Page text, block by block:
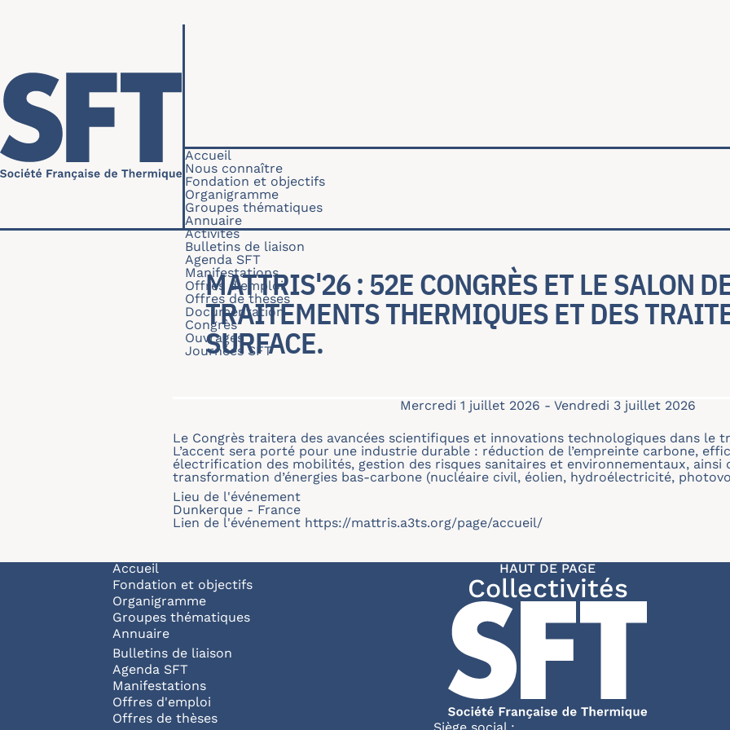
Navigation principale
Accueil
Nous connaître
Fondation et objectifs
Organigramme
Groupes thématiques
Annuaire
Activités
Bulletins de liaison
Agenda SFT
Manifestations
Offres d'emploi
Offres de thèses
Documentation
Congrès
Ouvrages
Journées SFT
MATTRIS'26 : 52E CONGRÈS ET LE SALON
TRAITEMENTS THERMIQUES ET DES
SURFACE.
Mercredi 1 juillet 2026 - Vendredi 3 juillet 2026
Le Congrès traitera des avancées scientifiques et innovations technologiques dans le
L’accent sera porté pour une industrie durable : réduction de l’empreinte carbone,
électrification des mobilités, gestion des risques sanitaires et environnementaux,
transformation d’énergies bas-carbone (nucléaire civil, éolien, hydroélectricité,
Lieu de l'événement
Dunkerque - France
Lien de l'événement https://mattris.a3ts.org/page/accueil/
Navigation principale
Accueil
Fondation et objectifs
Organigramme
Groupes thématiques
Annuaire
Bulletins de liaison
Agenda SFT
Manifestations
Offres d'emploi
Offres de thèses
HAUT DE PAGE
Collectivités